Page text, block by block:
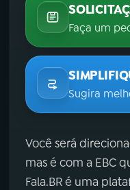
Faça um
Sugira
Você será
mas é com a EBC
Fala.BR é uma